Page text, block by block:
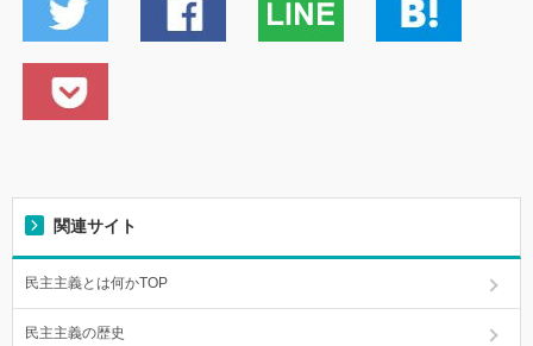
関連サイト
民主主義とは何かTOP
民主主義の歴史